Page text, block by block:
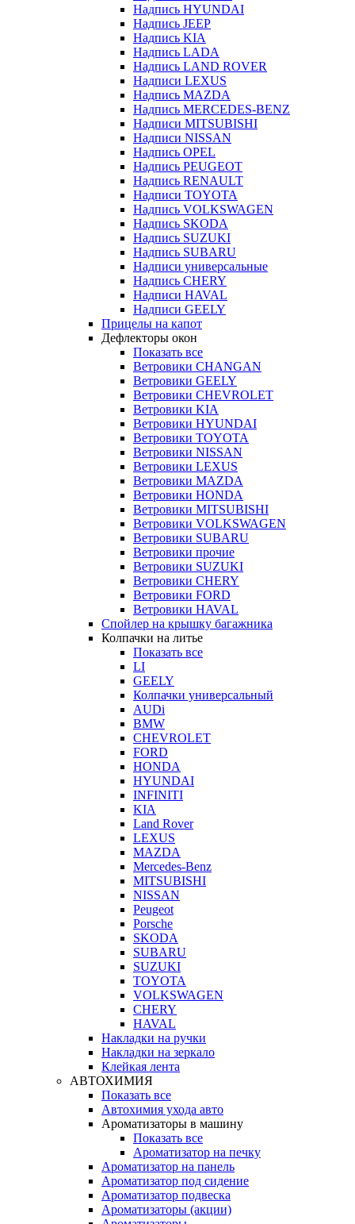
Надпись HYUNDAI
Надпись JEEP
Надпись KIA
Надпись LADA
Надпись LAND ROVER
Надписи LEXUS
Надпись MAZDA
Надпись MERCEDES-BENZ
Надписи MITSUBISHI
Надписи NISSAN
Надпись OPEL
Надпись PEUGEOT
Надпись RENAULT
Надписи TOYOTA
Надпись VOLKSWAGEN
Надпись SKODA
Надпись SUZUKI
Надпись SUBARU
Надписи универсальные
Надпись CHERY
Надписи HAVAL
Надписи GEELY
Прицелы на капот
Дефлекторы окон
Показать все
Ветровики CHANGAN
Ветровики GEELY
Ветровики CHEVROLET
Ветровики KIA
Ветровики HYUNDAI
Ветровики TOYOTA
Ветровики NISSAN
Ветровики LEXUS
Ветровики MAZDA
Ветровики HONDA
Ветровики MITSUBISHI
Ветровики VOLKSWAGEN
Ветровики SUBARU
Ветровики прочие
Ветровики SUZUKI
Ветровики CHERY
Ветровики FORD
Ветровики HAVAL
Спойлер на крышку багажника
Колпачки на литье
Показать все
LI
GEELY
Колпачки универсальный
AUDi
BMW
CHEVROLET
FORD
HONDA
HYUNDAI
INFINITI
KIA
Land Rover
LEXUS
MAZDA
Mercedes-Benz
MITSUBISHI
NISSAN
Peugeot
Porsche
SKODA
SUBARU
SUZUKI
TOYOTA
VOLKSWAGEN
CHERY
HAVAL
Накладки на ручки
Накладки на зеркало
Клейкая лента
АВТОХИМИЯ
Показать все
Автохимия ухода авто
Ароматизаторы в машину
Показать все
Ароматизатор на печку
Ароматизатор на панель
Ароматизатор под сидение
Ароматизатор подвеска
Ароматизаторы (акции)